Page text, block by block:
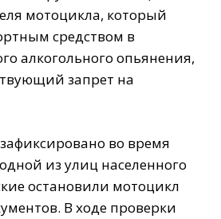
мотоцикла, который
средством в
алкогольного опьянения,
запрет на
во время
из улиц населенного
остановили мотоцикл
В ходе проверки